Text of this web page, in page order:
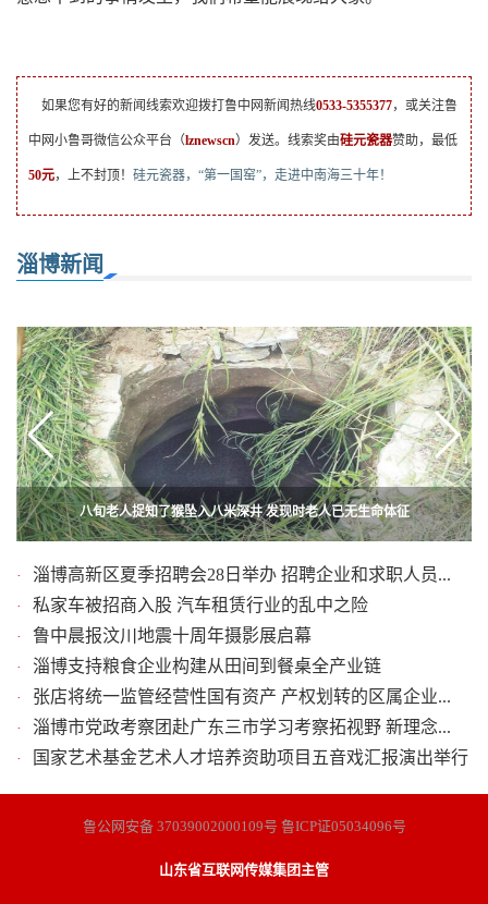
如果您有好的新闻线索欢迎拨打鲁中网新闻热线0533-5355377，或关注鲁
中网小鲁哥微信公众平台（lznewscn）发送。线索奖由硅元瓷器赞助，最低
50元，上不封顶！ 硅元瓷器，“第一国窑”，走进中南海三十年！
淄博新闻
鲁中晨报汶川地震十周年摄影展启幕
【高温下的劳动者】9岁男孩暑假帮妈妈送快递
人民路与世纪路路口附近路中间鼓起一个大包
八旬老人捉知了猴坠入八米深井 发现时老人已无生命体征
· 淄博高新区夏季招聘会28日举办 招聘企业和求职人员...
· 私家车被招商入股 汽车租赁行业的乱中之险
· 鲁中晨报汶川地震十周年摄影展启幕
· 淄博支持粮食企业构建从田间到餐桌全产业链
· 张店将统一监管经营性国有资产 产权划转的区属企业...
· 淄博市党政考察团赴广东三市学习考察拓视野 新理念...
· 国家艺术基金艺术人才培养资助项目五音戏汇报演出举行
鲁公网安备 37039002000109号 鲁ICP证05034096号
山东省互联网传媒集团主管